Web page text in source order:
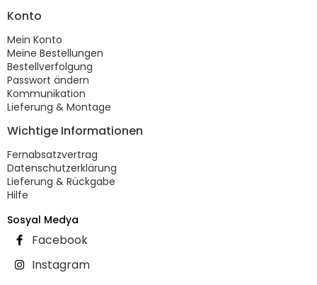
Konto
Mein Konto
Meine Bestellungen
Bestellverfolgung
Passwort ändern
Kommunikation
Lieferung & Montage
Wichtige Informationen
Fernabsatzvertrag
Datenschutzerklärung
Lieferung & Rückgabe
Hilfe
Sosyal Medya
Facebook
Instagram